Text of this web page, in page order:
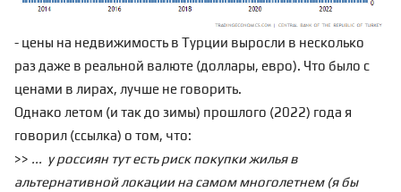
- цены на недвижимость в Турции выросли в несколько
раз даже в реальной валюте (доллары, евро). Что было с
ценами в лирах, лучше не говорить.
Однако летом (и так до зимы) прошлого (2022) года я
говорил (ссылка) о том, что:
>> ... у россиян тут есть риск покупки жилья в
альтернативной локации на самом многолетнем (я бы